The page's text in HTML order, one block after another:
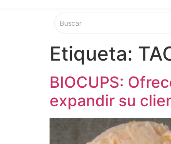
Etiqueta:
BIOCUPS:
expandir su